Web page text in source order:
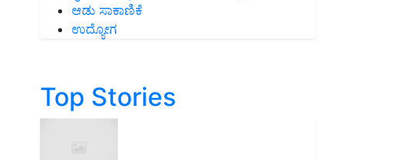
ಆಡು ಸಾಕಾಣಿಕೆ
ಉದ್ಯೋಗ
Top Stories